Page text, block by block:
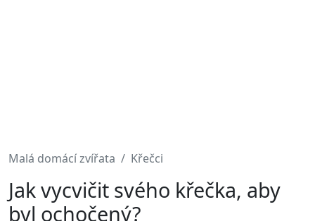
Malá domácí zvířata Křečci
Jak vycvičit svého křečka, aby
byl ochočený?